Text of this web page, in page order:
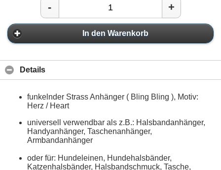
- +
In den Warenkorb
Details
funkelnder Strass Anhänger ( Bling Bling ), Motiv:
Herz / Heart
universell verwendbar als z.B.: Halsbandanhänger,
Handyanhänger, Taschenanhänger,
Armbandanhänger
oder für: Hundeleinen, Hundehalsbänder,
Katzenhalsbänder, Halsbandschmuck, Tasche,